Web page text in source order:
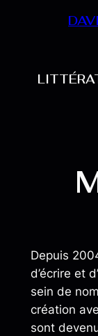
Depuis
d’écrire et
sein de
création
sont